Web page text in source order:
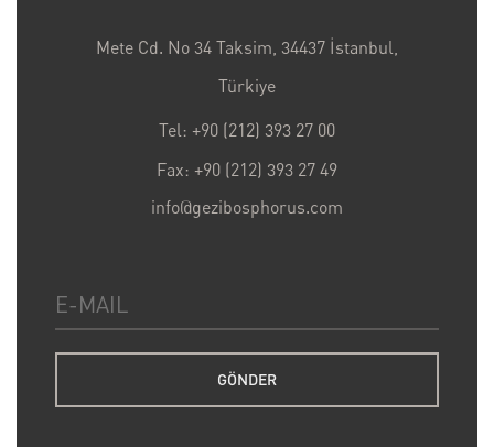
Mete Cd. No 34 Taksim, 34437 İstanbul,
Türkiye
Tel: +90 (212) 393 27 00
Fax: +90 (212) 393 27 49
info@gezibosphorus.com